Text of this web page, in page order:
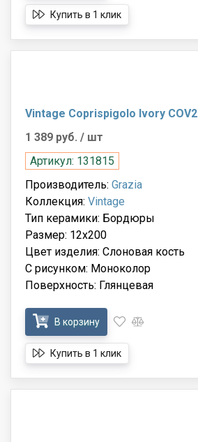
Купить в 1 клик
Vintage Coprispigolo Ivory COV2
1 389 руб. / шт
Артикул: 131815
Производитель: Grazia
Коллекция: Vintage
Тип керамики: Бордюры
Размер: 12x200
Цвет изделия: Слоновая кость
С рисунком: Моноколор
Поверхность: Глянцевая
В корзину
Купить в 1 клик